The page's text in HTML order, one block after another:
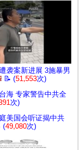
袭案新进展 3施暴男
📝 (51,553次)
海 专家警告中共全
次)
美国会听证揭中共
(49,080次)